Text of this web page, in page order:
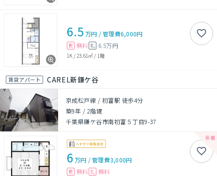
6.5 万円 /管理費6,000円
敷 無料 礼 6.5万円
1K / 23.61㎡ / 1階
賃貸アパート CAREL新鎌ケ谷
京成松戸線 / 初富駅 徒歩4分
築9年 / 2階建
千葉県鎌ケ谷市南初富５丁目9-37
6 万円 /管理費3,000円
敷 無料 礼 無料